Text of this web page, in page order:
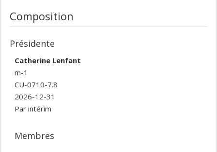
Composition
Présidente
Catherine Lenfant
m-1
CU-0710-7.8
2026-12-31
Par intérim
Membres